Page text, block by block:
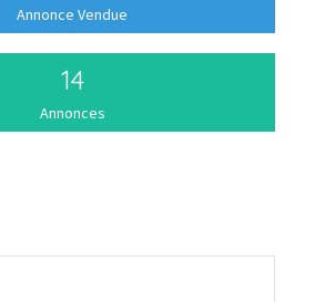
Annonce Vendue
14
Annonces